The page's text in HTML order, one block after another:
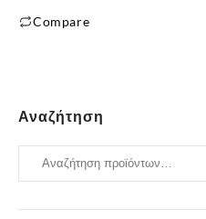
Compare
Αναζήτηση
Αναζήτηση
για: